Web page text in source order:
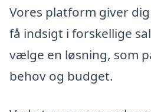
Vores platform giver
få indsigt i forskellige
vælge en løsning, som
behov og budget.